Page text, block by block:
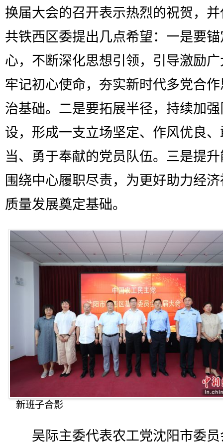
换届大会的召开表示热烈的祝贺，
共铁西区委提出几点希望：一是要
心，不断深化思想引领，引导激励
牢记初心使命，夯实新时代多党合
治基础。二是要拓展半径，持续加
设，形成一支立场坚定、作风优良
当、勇于奉献的党员队伍。三是提
围绕中心履职尽责，为更好助力经
质量发展奠定基础。
新班子合影
吴际主委代表农工党沈阳市委员